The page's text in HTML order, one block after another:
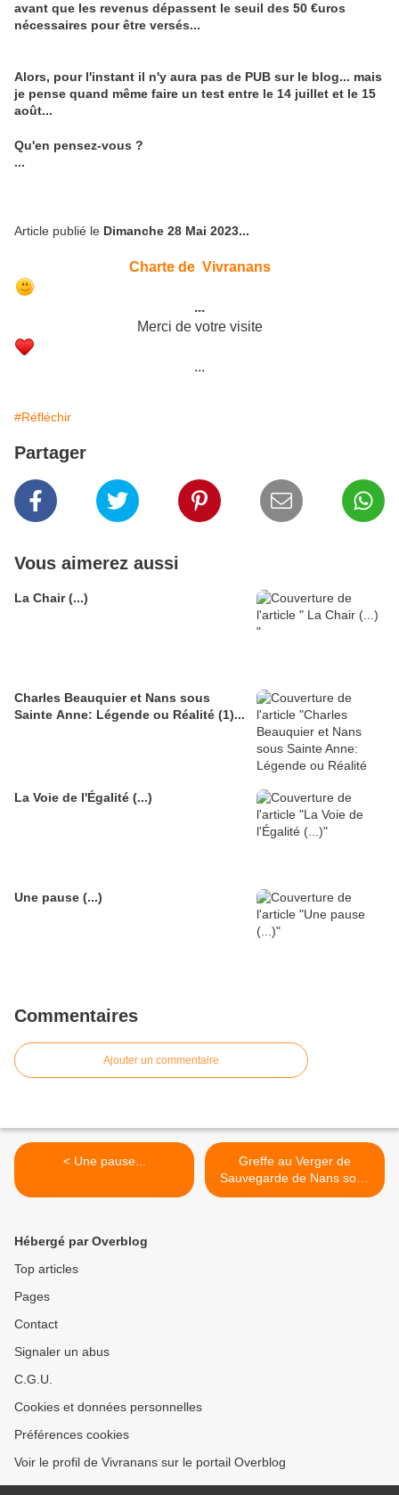
avant que les revenus dépassent le seuil des 50 €uros
nécessaires pour être versés...
Alors, pour l'instant il n'y aura pas de PUB sur le blog... mais
je pense quand même faire un test entre le 14 juillet et le 15
août...
Qu'en pensez-vous ?
...
Article publié le Dimanche 28 Mai 2023...
Charte de Vivranans
...
Merci de votre visite
...
#Réfléchir
Partager
Vous aimerez aussi
La Chair (...)
Charles Beauquier et Nans sous
Sainte Anne: Légende ou Réalité (1)...
La Voie de l'Égalité (...)
Une pause (...)
Commentaires
Ajouter un commentaire
< Une pause...
Greffe au Verger de
Sauvegarde de Nans sous
Sainte Anne... (1) >
Hébergé par Overblog
Top articles
Pages
Contact
Signaler un abus
C.G.U.
Cookies et données personnelles
Préférences cookies
Voir le profil de Vivranans sur le portail Overblog